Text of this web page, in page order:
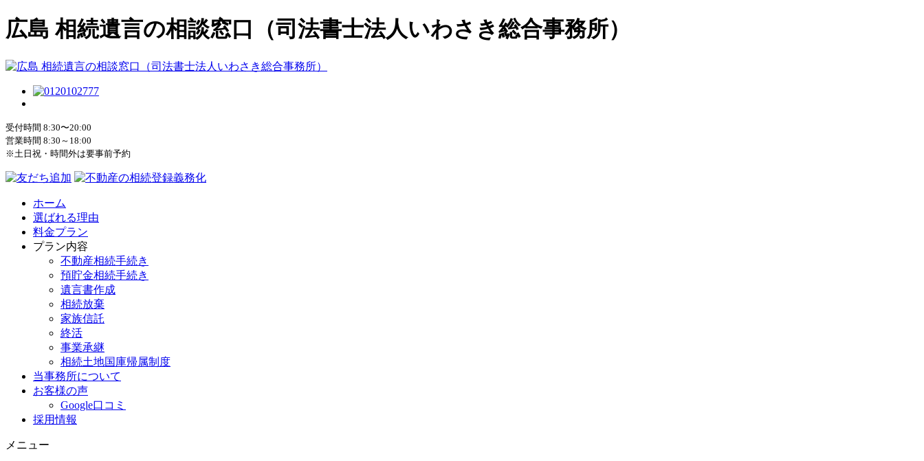
広島 相続遺言の相談窓口（司法書士法人いわさき総合事務所）
受付時間 8:30〜20:00
営業時間 8:30～18:00
※土日祝・時間外は要事前予約
ホーム
選ばれる理由
料金プラン
プラン内容
不動産相続手続き
預貯金相続手続き
遺言書作成
相続放棄
家族信託
終活
事業承継
相続土地国庫帰属制度
当事務所について
お客様の声
Google口コミ
採用情報
メニュー